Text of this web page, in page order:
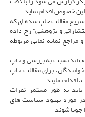
خصوص اقدام نماید.
مقالات چاپ شده ای که
و پژوهشی“ رخ داده
نمایه نمایی مربوطه
اند نسبت به بررسی و چاپ
برای مقالات چاپ
اقدام نمایند.
به طور مستمر نظرات
در مورد بهبود سیاست­ های
جویا شوند